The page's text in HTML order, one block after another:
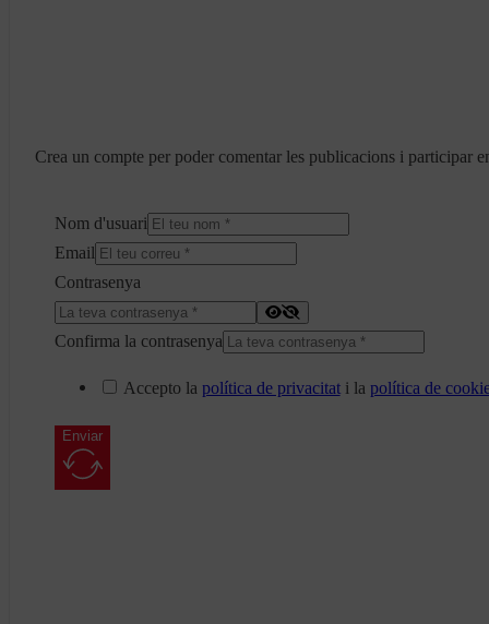
Crea un compte per poder comentar les publicacions i participar
Nom d'usuari
Email
Contrasenya
Confirma la contrasenya
Accepto la política de privacitati la política de
Enviar